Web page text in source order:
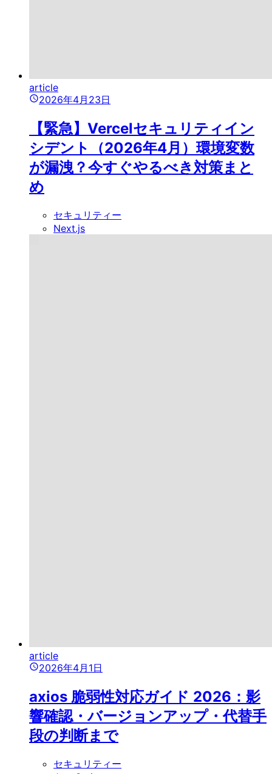
article
2026年4月23日
【緊急】Vercelセキュリティイン
シデント（2026年4月）環境変数
が漏洩？今すぐやるべき対策まと
め
セキュリティー
Next.js
article
2026年4月1日
axios 脆弱性対応ガイド 2026：影
響確認・バージョンアップ・代替手
段の判断まで
セキュリティー